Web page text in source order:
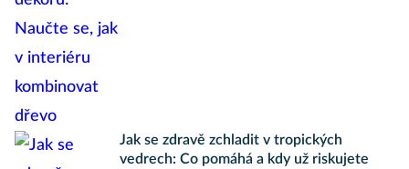
Jak se zdravě zchladit v tropických
vedrech: Co pomáhá a kdy už riskujete